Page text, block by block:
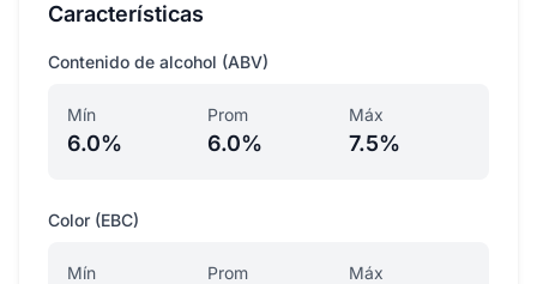
Características
Contenido de alcohol (ABV)
Mín
6.0%
Prom
6.0%
Máx
7.5%
Color (EBC)
Mín Prom Máx